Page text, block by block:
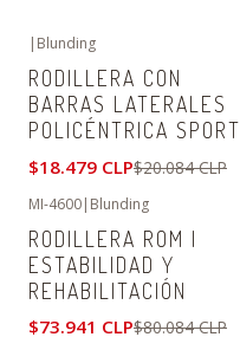
| Blunding
RODILLERA CON
BARRAS LATERALES
POLICÉNTRICA SPORT
$18.479 CLP$20.084 CLP
MI-4600| Blunding
RODILLERA ROM |
ESTABILIDAD Y
REHABILITACIÓN
$73.941 CLP$80.084 CLP